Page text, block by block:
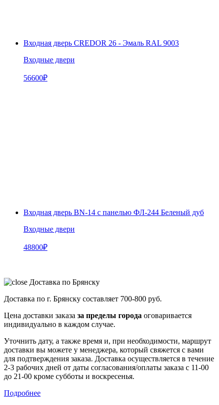
Входная дверь CREDOR 26 - Эмаль RAL 9003
Входные двери
56600₽
Входная дверь BN-14 с панелью ФЛ-244 Беленый дуб
Входные двери
48800₽
Доставка по Брянску
Доставка по г. Брянску составляет 700-800 руб.
Цена доставки заказа за пределы города оговаривается
индивидуально в каждом случае.
Уточнить дату, а также время и, при необходимости, маршрут
доставки вы можете у менеджера, который свяжется с вами
для подтверждения заказа. Доставка осуществляется в течение
2-3 рабочих дней от даты согласования/оплаты заказа с 11-00
до 21-00 кроме субботы и воскресенья.
Подробнее